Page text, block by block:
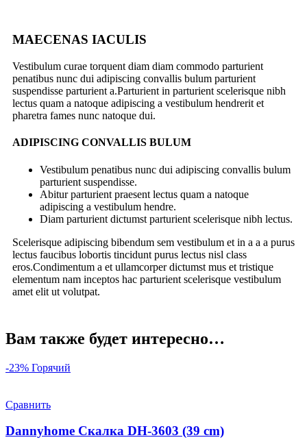
MAECENAS IACULIS
Vestibulum curae torquent diam diam commodo parturient
penatibus nunc dui adipiscing convallis bulum parturient
suspendisse parturient a.Parturient in parturient scelerisque nibh
lectus quam a natoque adipiscing a vestibulum hendrerit et
pharetra fames nunc natoque dui.
ADIPISCING CONVALLIS BULUM
Vestibulum penatibus nunc dui adipiscing convallis bulum
parturient suspendisse.
Abitur parturient praesent lectus quam a natoque
adipiscing a vestibulum hendre.
Diam parturient dictumst parturient scelerisque nibh lectus.
Scelerisque adipiscing bibendum sem vestibulum et in a a a purus
lectus faucibus lobortis tincidunt purus lectus nisl class
eros.Condimentum a et ullamcorper dictumst mus et tristique
elementum nam inceptos hac parturient scelerisque vestibulum
amet elit ut volutpat.
Вам также будет интересно…
-23% Горячий
Сравнить
Dannyhome Скалка DH-3603 (39 cm)